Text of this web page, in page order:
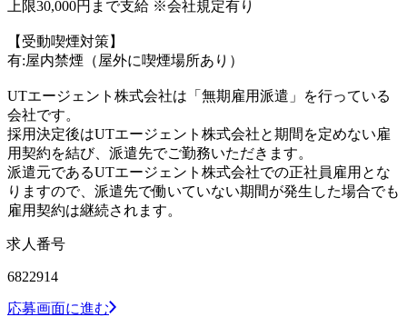
上限30,000円まで支給 ※会社規定有り
【受動喫煙対策】
有:屋内禁煙（屋外に喫煙場所あり）
UTエージェント株式会社は「無期雇用派遣」を行っている
会社です。
採用決定後はUTエージェント株式会社と期間を定めない雇
用契約を結び、派遣先でご勤務いただきます。
派遣元であるUTエージェント株式会社での正社員雇用とな
りますので、派遣先で働いていない期間が発生した場合でも
雇用契約は継続されます。
求人番号
6822914
応募画面に進む